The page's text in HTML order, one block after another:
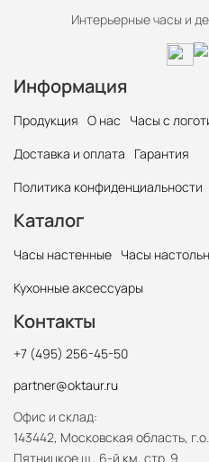
Интерьерные часы и
Информация
Продукция О нас Часы с
Доставка и оплата
Гарантия
Политика конфиденциальности
Каталог
Часы настенные Часы
Кухонные аксессуары
Контакты
+7 (495) 256-45-50
partner@oktaur.ru
Офис и склад:
143442, Московская область,
Пятницкое ш., 6-й км, стр. 9